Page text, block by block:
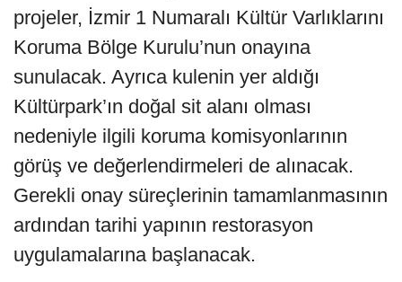
projeler, İzmir 1 Numaralı Kültür Varlıklarını
Koruma Bölge Kurulu’nun onayına
sunulacak. Ayrıca kulenin yer aldığı
Kültürpark’ın doğal sit alanı olması
nedeniyle ilgili koruma komisyonlarının
görüş ve değerlendirmeleri de alınacak.
Gerekli onay süreçlerinin tamamlanmasının
ardından tarihi yapının restorasyon
uygulamalarına başlanacak.